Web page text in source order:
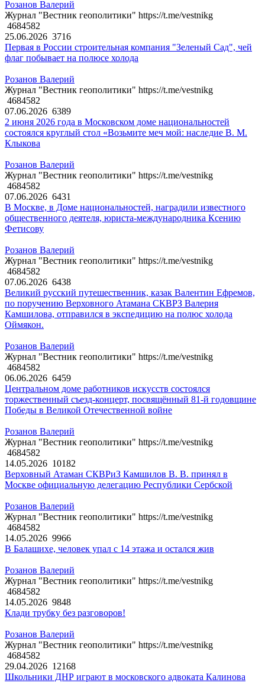
Розанов Валерий
Журнал "Вестник геополитики" https://t.me/vestnikg
4684582
25.06.2026 3716
Первая в России строительная компания "Зеленый Сад", чей
флаг побывает на полюсе холода
Розанов Валерий
Журнал "Вестник геополитики" https://t.me/vestnikg
4684582
07.06.2026 6389
2 июня 2026 года в Московском доме национальностей
состоялся круглый стол «Возьмите меч мой: наследие В. М.
Клыкова
Розанов Валерий
Журнал "Вестник геополитики" https://t.me/vestnikg
4684582
07.06.2026 6431
В Москве, в Доме национальностей, наградили известного
общественного деятеля, юриста-международника Ксению
Фетисову
Розанов Валерий
Журнал "Вестник геополитики" https://t.me/vestnikg
4684582
07.06.2026 6438
Великий русский путешественник, казак Валентин Ефремов,
по поручению Верховного Атамана СКВРЗ Валерия
Камшилова, отправился в экспедицию на полюс холода
Оймякон.
Розанов Валерий
Журнал "Вестник геополитики" https://t.me/vestnikg
4684582
06.06.2026 6459
Центральном доме работников искусств состоялся
торжественный съезд-концерт, посвящённый 81-й годовщине
Победы в Великой Отечественной войне
Розанов Валерий
Журнал "Вестник геополитики" https://t.me/vestnikg
4684582
14.05.2026 10182
Верховный Атаман СКВРиЗ Камшилов В. В. принял в
Москве официальную делегацию Республики Сербской
Розанов Валерий
Журнал "Вестник геополитики" https://t.me/vestnikg
4684582
14.05.2026 9966
В Балашихе, человек упал с 14 этажа и остался жив
Розанов Валерий
Журнал "Вестник геополитики" https://t.me/vestnikg
4684582
14.05.2026 9848
Клади трубку без разговоров!
Розанов Валерий
Журнал "Вестник геополитики" https://t.me/vestnikg
4684582
29.04.2026 12168
Школьники ДНР играют в московского адвоката Калинова